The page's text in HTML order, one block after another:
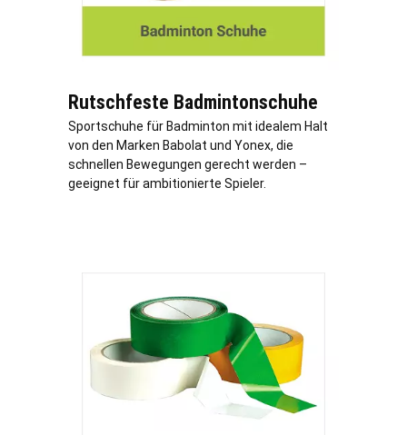
Rutschfeste Badmintonschuhe
Sportschuhe für Badminton mit idealem Halt
von den Marken Babolat und Yonex, die
schnellen Bewegungen gerecht werden –
geeignet für ambitionierte Spieler.